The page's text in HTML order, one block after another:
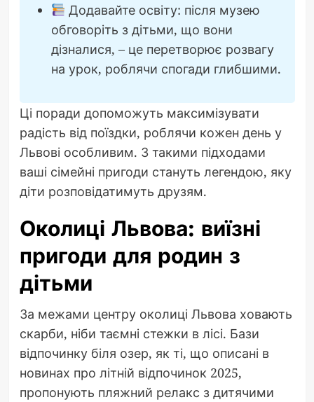
Додавайте освіту: після музею
обговоріть з дітьми, що вони
дізналися, – це перетворює розвагу
на урок, роблячи спогади глибшими.
Ці поради допоможуть максимізувати
радість від поїздки, роблячи кожен день у
Львові особливим. З такими підходами
ваші сімейні пригоди стануть легендою, яку
діти розповідатимуть друзям.
Околиці Львова: виїзні
пригоди для родин з
дітьми
За межами центру околиці Львова ховають
скарби, ніби таємні стежки в лісі. Бази
відпочинку біля озер, як ті, що описані в
новинах про літній відпочинок 2025,
пропонують пляжний релакс з дитячими